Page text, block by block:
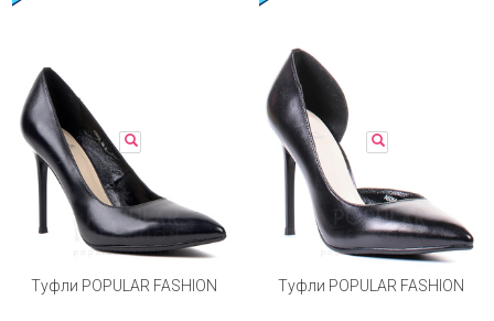
Туфли POPULAR FASHION Туфли POPULAR FASHION